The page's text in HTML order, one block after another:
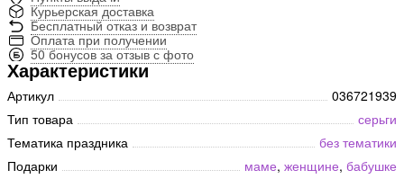
Курьерская доставка
Бесплатный отказ и возврат
Оплата при получении
50 бонусов за отзыв с фото
Характеристики
Артикул
036721939
Тип товара
серьги
Тематика праздника
без тематики
Подарки
маме, женщине, бабушке